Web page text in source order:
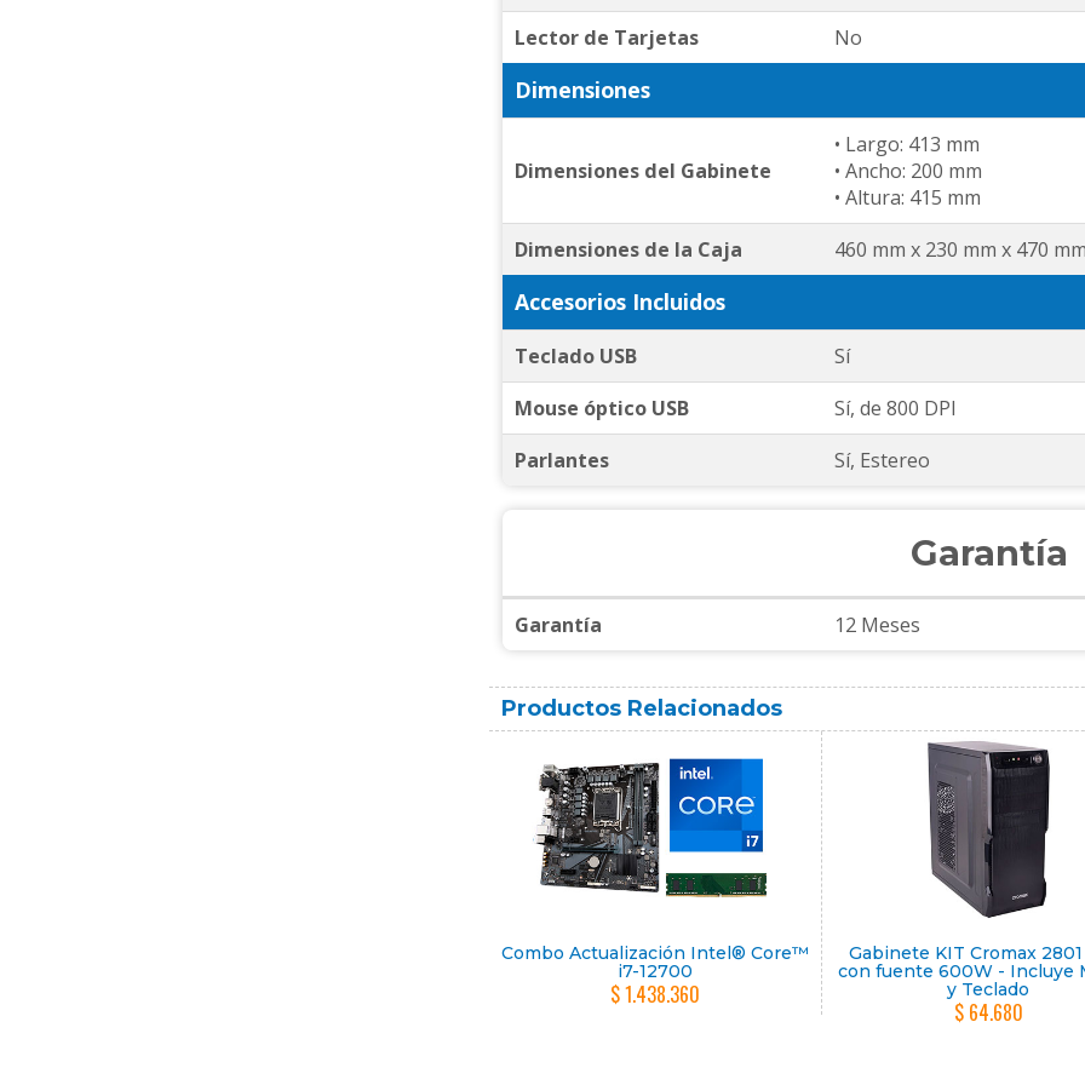
Lector de Tarjetas No
Dimensiones
Dimensiones del Gabinete
• Largo: 413 mm
• Ancho: 200 mm
• Altura: 415 mm
Dimensiones de la Caja
460 mm x 230 mm x 470
Accesorios Incluidos
Teclado USB
Sí
Mouse óptico USB
Sí, de 800 DPI
Parlantes
Sí, Estereo
Garantía
Garantía 12 Meses
Productos Relacionados
Combo Actualización Intel® Core™
i7-12700
$ 1.438.360
Gabinete KIT Cromax
con fuente 600W - Incluye
y Teclado
$ 64.680